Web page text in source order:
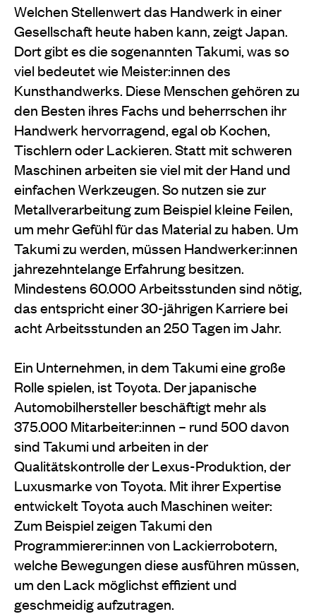
Welchen Stellenwert das Handwerk in einer
Gesellschaft heute haben kann, zeigt Japan.
Dort gibt es die sogenannten Takumi, was so
viel bedeutet wie Meister:innen des
Kunsthandwerks. Diese Menschen gehören zu
den Besten ihres Fachs und beherrschen ihr
Handwerk hervorragend, egal ob Kochen,
Tischlern oder Lackieren. Statt mit schweren
Maschinen arbeiten sie viel mit der Hand und
einfachen Werkzeugen. So nutzen sie zur
Metallverarbeitung zum Beispiel kleine Feilen,
um mehr Gefühl für das Material zu haben. Um
Takumi zu werden, müssen Handwerker:innen
jahrezehntelange Erfahrung besitzen.
Mindestens 60.000 Arbeitsstunden sind nötig,
das entspricht einer 30-jährigen Karriere bei
acht Arbeitsstunden an 250 Tagen im Jahr.
Ein Unternehmen, in dem Takumi eine große
Rolle spielen, ist Toyota. Der japanische
Automobilhersteller beschäftigt mehr als
375.000 Mitarbeiter:innen – rund 500 davon
sind Takumi und arbeiten in der
Qualitätskontrolle der Lexus-Produktion, der
Luxusmarke von Toyota. Mit ihrer Expertise
entwickelt Toyota auch Maschinen weiter:
Zum Beispiel zeigen Takumi den
Programmierer:innen von Lackierrobotern,
welche Bewegungen diese ausführen müssen,
um den Lack möglichst effizient und
geschmeidig aufzutragen.